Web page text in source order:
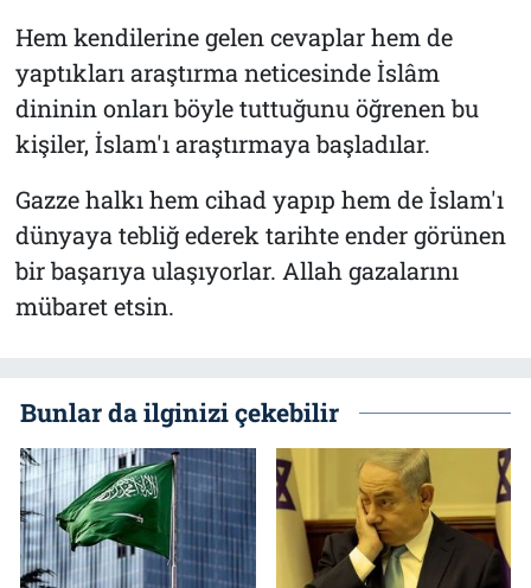
Hem kendilerine gelen cevaplar hem de
yaptıkları araştırma neticesinde İslâm
dininin onları böyle tuttuğunu öğrenen bu
kişiler, İslam'ı araştırmaya başladılar.
Gazze halkı hem cihad yapıp hem de İslam'ı
dünyaya tebliğ ederek tarihte ender görünen
bir başarıya ulaşıyorlar. Allah gazalarını
mübaret etsin.
Bunlar da ilginizi çekebilir